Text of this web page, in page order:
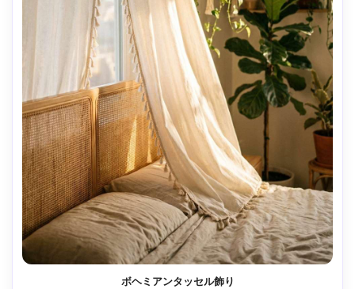
ボヘミアンタッセル飾り